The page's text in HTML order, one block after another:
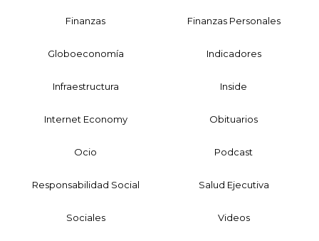
Finanzas Finanzas Personales
Globoeconomía Indicadores
Infraestructura Inside
Internet Economy Obituarios
Ocio Podcast
Responsabilidad Social Salud Ejecutiva
Sociales Videos